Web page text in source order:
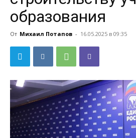
образования
От Михаил Потапов - 16.05.2025 в 09:35